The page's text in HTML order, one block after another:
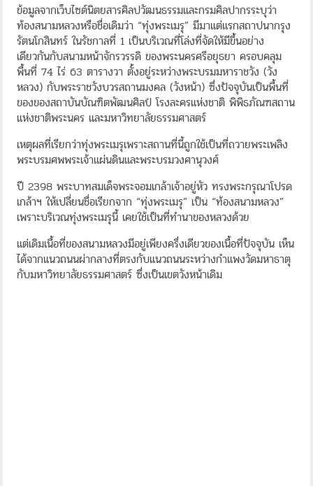
ข้อมูลจากเว็บไซต์นิตยสารศิลปวัฒนธรรมและกรมศิลปากรระบุว่า
ท้องสนามหลวงหรือชื่อเดิมว่า “ทุ่งพระเมรุ” มีมาแต่แรกสถาปนากรุง
รัตนโกสินทร์ ในรัชกาลที่ 1 เป็นบริเวณที่โล่งที่จัดให้มีขึ้นอย่าง
เดียวกันกับสนามหน้าจักรวรรดิ ของพระนครศรีอยุธยา ครอบคลุม
พื้นที่ 74 ไร่ 63 ตารางวา ตั้งอยู่ระหว่างพระบรมมหาราชวัง (วัง
หลวง) กับพระราชวังบวรสถานมงคล (วังหน้า) ซึ่งปัจจุบันเป็นพื้นที่
ของของสถาบันบัณฑิตพัฒนศิลป์ โรงละครแห่งชาติ พิพิธภัณฑสถาน
แห่งชาติพระนคร และมหาวิทยาลัยธรรมศาสตร์
เหตุผลที่เรียกว่าทุ่งพระเมรุเพราะสถานที่นี้ถูกใช้เป็นที่ถวายพระเพลิง
พระบรมศพพระเจ้าแผ่นดินและพระบรมวงศานุวงศ์
ปี 2398 พระบาทสมเด็จพระจอมเกล้าเจ้าอยู่หัว ทรงพระกรุณาโปรด
เกล้าฯ ให้เปลี่ยนชื่อเรียกจาก “ทุ่งพระเมรุ” เป็น “ท้องสนามหลวง”
เพราะบริเวณทุ่งพระเมรุนี้ เคยใช้เป็นที่ทำนาของหลวงด้วย
แต่เดิมเนื้อที่ของสนามหลวงมีอยู่เพียงครึ่งเดียวของเนื้อที่ปัจจุบัน เห็น
ได้จากแนวถนนผ่ากลางที่ตรงกับแนวถนนระหว่างกำแพงวัดมหาธาตุ
กับมหาวิทยาลัยธรรมศาสตร์ ซึ่งเป็นเขตวังหน้าเดิม